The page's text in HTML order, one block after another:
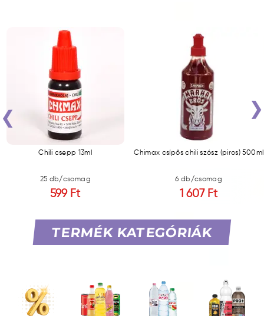
Chili csepp 13ml
25 db/csomag
599 Ft
Chimax csípős chili szósz (piros) 500ml
6 db/csomag
1 607 Ft
‹ ›
TERMÉK KATEGÓRIÁK